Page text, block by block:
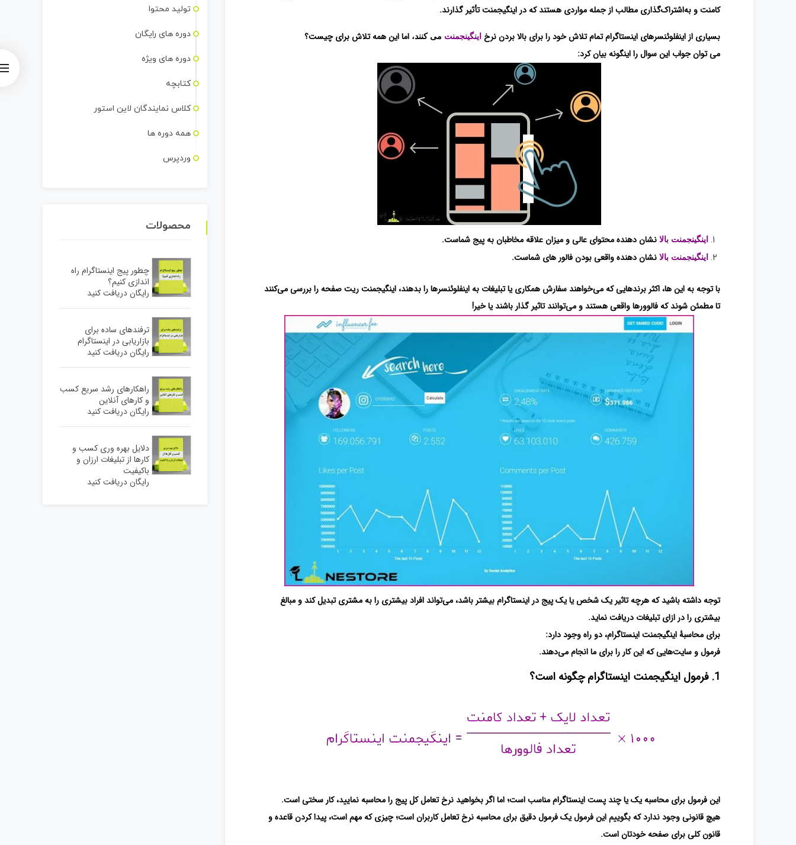
کامنت و به‌اشتراک‌گذاری مطالب از جمله مواردی هستند که در اینگیجمنت تأثیر گذارند.
بسیاری از اینفلوئنسرهای اینستاگرام تمام تلاش خود را برای بالا بردن نرخ اینگینجمنت می کنند، اما اینهمه تلاش برای چیست؟
می توان جواب این سوال را اینگونه بیان کرد:
اینگینجمنت بالا نشان دهنده محتوای عالی و میزان علاقه مخاطبان به پیج شماست.
اینگینجمنت بالا نشان دهنده واقعی بودن فالور های شماست.
با توجه به این ها، اکثر برندهایی که می‌خواهند سفارش همکاری یا تبلیغات به اینفلوئنسرها را بدهند، اینگیجمنت ریت صفحه را بررسی می‌کنند
تا مطمئن شوند که فالوورها واقعی هستند و می‌توانند تاثیر گذار باشند یا خیر!
توجه داشته باشید که هرچه تاثیر یک شخص یا یک پیج در اینستاگرام بیشتر باشد، می‌تواند افراد بیشتری را به مشتری تبدیل کند و مبالغ
بیشتری را در ازای تبلیغات دریافت نماید.
برای محاسبۀ اینگیجمنت اینستاگرام، دو راه وجود دارد:
فرمول و سایت‌هایی که این کار را برای ما انجام می‌دهند.
1. فرمول اینگیجمنت اینستاگرام چگونه است؟
این فرمول برای محاسبه یک یا چند پست اینستاگرام مناسب است؛ اما اگر بخواهید نرخ تعامل کل پیج را محاسبه نمایید، کار سختی است.
هیچ قانونی وجود ندارد که بگوییم این فرمول یک فرمول دقیق برای محاسبه نرخ تعامل کاربران است؛ چیزی که مهم است، پیدا کردن قاعده و
قانون کلی برای صفحه خودتان است.
تولید محتوا
دوره های رایگان
دوره های ویژه
کتابچه
کلاس نمایندگان لاین استور
همه دوره ها
وردپرس
محصولات
چطور پیج اینستاگرام راه
اندازی کنیم؟
رایگان دریافت کنید
ترفندهای ساده برای
بازاریابی در اینستاگرام
رایگان دریافت کنید
راهکارهای رشد سریع کسب
و کارهای آنلاین
رایگان دریافت کنید
دلایل بهره وری کسب و
کارها از تبلیغات ارزان و
باکیفیت
رایگان دریافت کنید